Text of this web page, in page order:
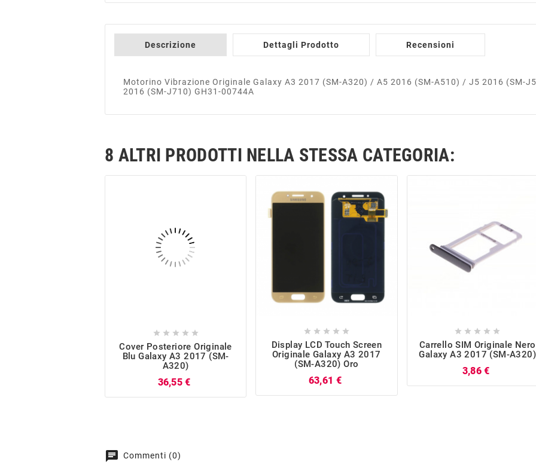
Descrizione Dettagli Prodotto Recensioni
Motorino Vibrazione Originale Galaxy A3 2017 (SM-A320) / A5 2016 (SM-A510) / J5 2016 (SM-
2016 (SM-J710) GH31-00744A
8 ALTRI PRODOTTI NELLA STESSA CATEGORIA:
    
Cover Posteriore Originale
Blu Galaxy A3 2017 (SM-
A320)
36,55 €
    
Display LCD Touch Screen
Originale Galaxy A3 2017
(SM-A320) Oro
63,61 €
    
Carrello SIM Originale Nero
Galaxy A3 2017 (SM-A320)
3,86 €
chat Commenti (0)